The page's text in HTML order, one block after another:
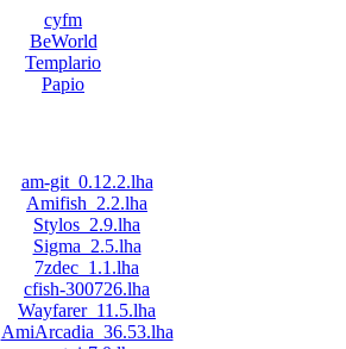
cyfm
BeWorld
Templario
Papio
am-git_0.12.2.lha
Amifish_2.2.lha
Stylos_2.9.lha
Sigma_2.5.lha
7zdec_1.1.lha
cfish-300726.lha
Wayfarer_11.5.lha
AmiArcadia_36.53.lha